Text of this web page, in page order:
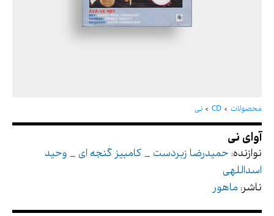
محصولات CD نی
نوازنده: حمیدرضا زبردست _ کامبیز گنجه ای _ وحید
اسداللهی
ناشر: ماهور